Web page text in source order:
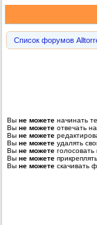
Список форумов
Вы не можете начинать
Вы не можете отвечать
Вы не можете
Вы не можете удалять
Вы не можете голосовать
Вы не можете
Вы не можете скачивать